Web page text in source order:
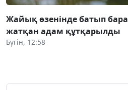
Жайық өзенінде батып бара
жатқан адам құтқарылды
Бүгін, 12:58